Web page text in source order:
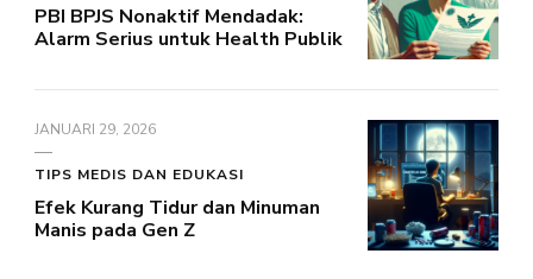
PBI BPJS Nonaktif Mendadak:
Alarm Serius untuk Health Publik
JANUARI 29, 2026
TIPS MEDIS DAN EDUKASI
Efek Kurang Tidur dan Minuman
Manis pada Gen Z